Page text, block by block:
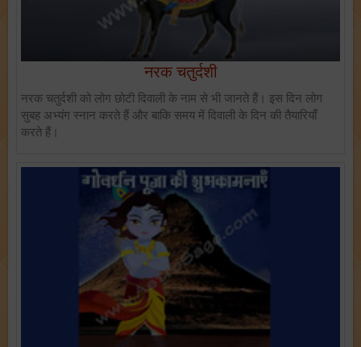
नरक चतुर्दशी
नरक चतुर्दशी को लोग छोटी दिवाली के नाम से भी जानते हैं। इस दिन लोग
सुबह अभ्यंग स्नान करते हैं और बाकि समय में दिवाली के दिन की तैयारियाँ
करते हैं।